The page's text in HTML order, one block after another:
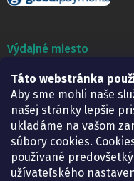
Táto webstránka
Aby sme mohli naše
našej stránky lepšie
ukladáme na vašom
súbory cookies.
používané
užívateľského
Výdajné miesto
Lekáreň ADONAI
Košice – Smetanova 2
Pondelok:
07.30 – 15.30 h.
Utorok:
07.30 – 16.00 h.
Streda:
07.30 – 16.00 h.
Štvrtok:
07.30 – 15.30 h.
Piatok:
07.30 – 15.30 h.